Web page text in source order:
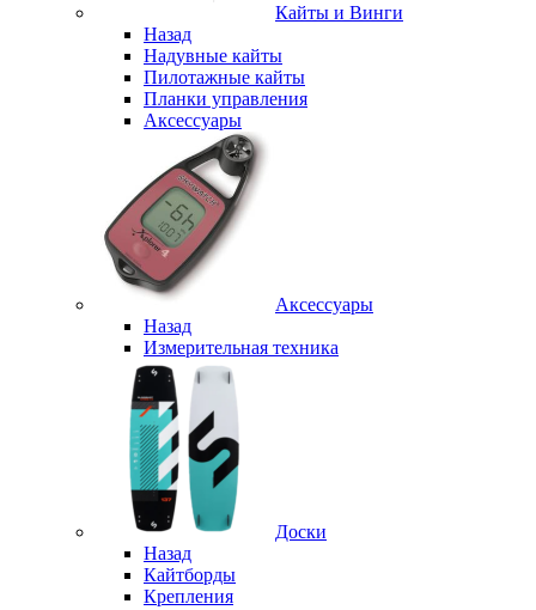
Кайты и Винги
Назад
Надувные кайты
Пилотажные кайты
Планки управления
Аксессуары
Аксессуары
Назад
Измерительная техника
Доски
Назад
Кайтборды
Крепления